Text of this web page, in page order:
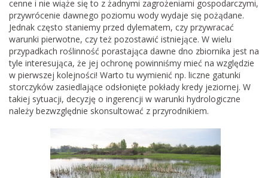
cenne i nie wiąże się to z żadnymi zagrożeniami gospodarczymi,
przywrócenie dawnego poziomu wody wydaje się pożądane.
Jednak często staniemy przed dylematem, czy przywracać
warunki pierwotne, czy też pozostawić istniejące. W wielu
przypadkach roślinność porastająca dawne dno zbiornika jest na
tyle interesująca, że jej ochronę powinniśmy mieć na względzie
w pierwszej kolejności! Warto tu wymienić np. liczne gatunki
storczyków zasiedlające odsłonięte pokłady kredy jeziornej. W
takiej sytuacji, decyzję o ingerencji w warunki hydrologiczne
należy bezwzględnie skonsultować z przyrodnikiem.